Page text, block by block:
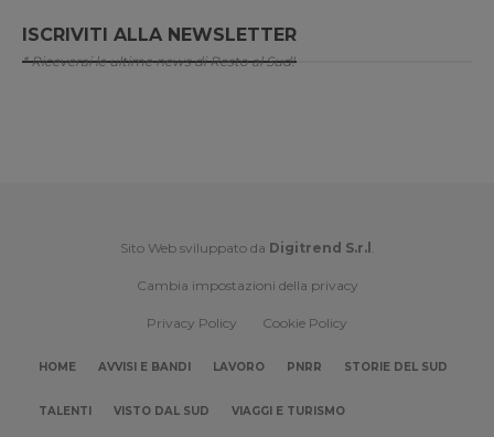
ISCRIVITI ALLA NEWSLETTER
* Riceverai le ultime news di Resto al Sud!
Sito Web sviluppato da Digitrend S.r.l .
Cambia impostazioni della privacy
Privacy Policy Cookie Policy
HOME AVVISI E BANDI LAVORO PNRR STORIE DEL SUD
TALENTI VISTO DAL SUD VIAGGI E TURISMO